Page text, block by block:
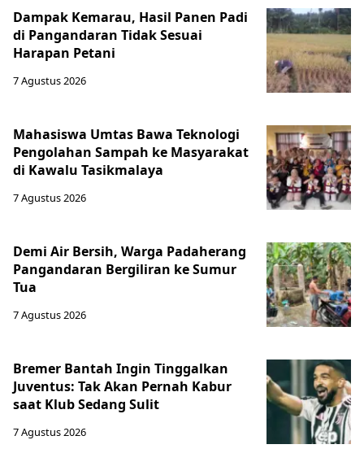
Dampak Kemarau, Hasil Panen Padi
di Pangandaran Tidak Sesuai
Harapan Petani
7 Agustus 2026
Mahasiswa Umtas Bawa Teknologi
Pengolahan Sampah ke Masyarakat
di Kawalu Tasikmalaya
7 Agustus 2026
Demi Air Bersih, Warga Padaherang
Pangandaran Bergiliran ke Sumur
Tua
7 Agustus 2026
Bremer Bantah Ingin Tinggalkan
Juventus: Tak Akan Pernah Kabur
saat Klub Sedang Sulit
7 Agustus 2026